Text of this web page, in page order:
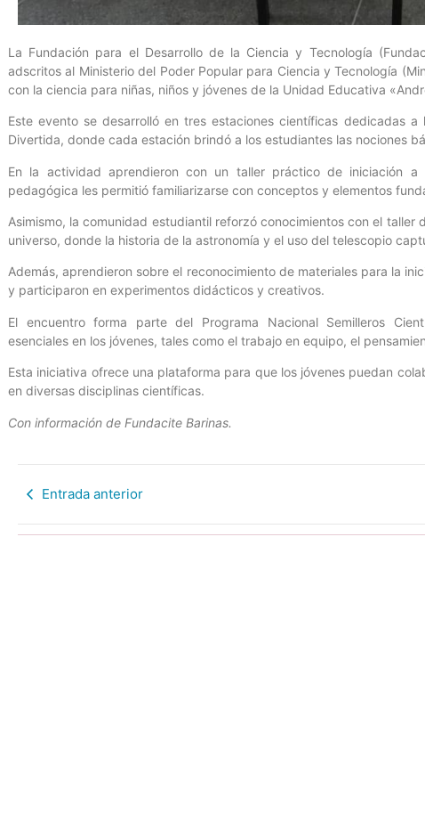
La Fundación para el Desarrollo de la Ciencia y Tecnología
adscritos al Ministerio del Poder Popular para Ciencia y Tecnología
con la ciencia para niñas, niños y jóvenes de la Unidad Educativa
Este evento se desarrolló en tres estaciones científicas dedicadas a
Divertida, donde cada estación brindó a los estudiantes las nociones
En la actividad aprendieron con un taller práctico de iniciación
pedagógica les permitió familiarizarse con conceptos y elementos
Asimismo, la comunidad estudiantil reforzó conocimientos con el taller
universo, donde la historia de la astronomía y el uso del telescopio
Además, aprendieron sobre el reconocimiento de materiales para la
y participaron en experimentos didácticos y creativos.
El encuentro forma parte del Programa Nacional Semilleros
esenciales en los jóvenes, tales como el trabajo en equipo, el
Esta iniciativa ofrece una plataforma para que los jóvenes puedan
en diversas disciplinas científicas.
Con información de Fundacite Barinas.
Entrada anterior